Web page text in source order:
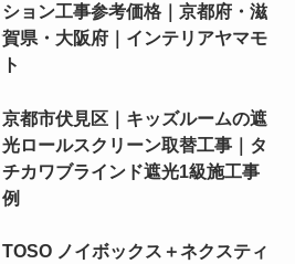
ション工事参考価格｜京都府・滋
賀県・大阪府｜インテリアヤマモ
ト
京都市伏見区｜キッズルームの遮
光ロールスクリーン取替工事｜タ
チカワブラインド遮光1級施工事
例
TOSO ノイボックス＋ネクスティ